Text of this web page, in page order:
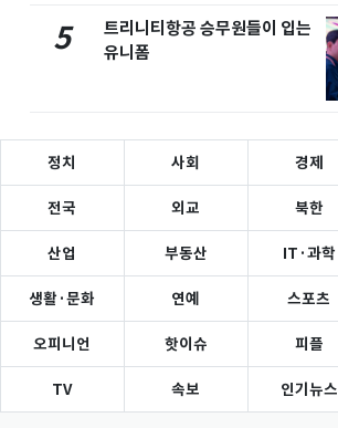
5
트리니티항공 승무원들이 입는
유니폼
정치 사회 경제
전국 외교 북한
산업 부동산 IT·과학
생활·문화 연예 스포츠
오피니언 핫이슈 피플
TV 속보 인기뉴스